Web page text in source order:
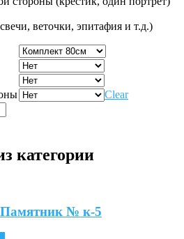
веточки, эпитафия и т.д.)
Clear
категории
№ к-5